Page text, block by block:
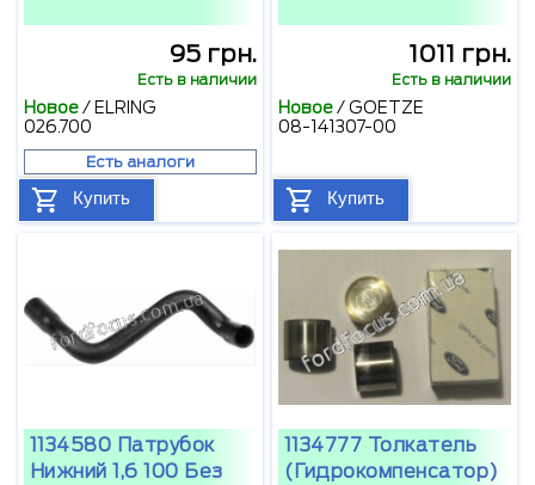
95 грн.
Есть в наличии
Новое/ ELRING
026.700
Есть аналоги
Купить
1011 грн.
Есть в наличии
Новое/GOETZE
08-141307-00
Купить
1134580 Патрубок
Нижний 1,6 100 Без
1134777 Толкатель
(гидрокомпенсатор)